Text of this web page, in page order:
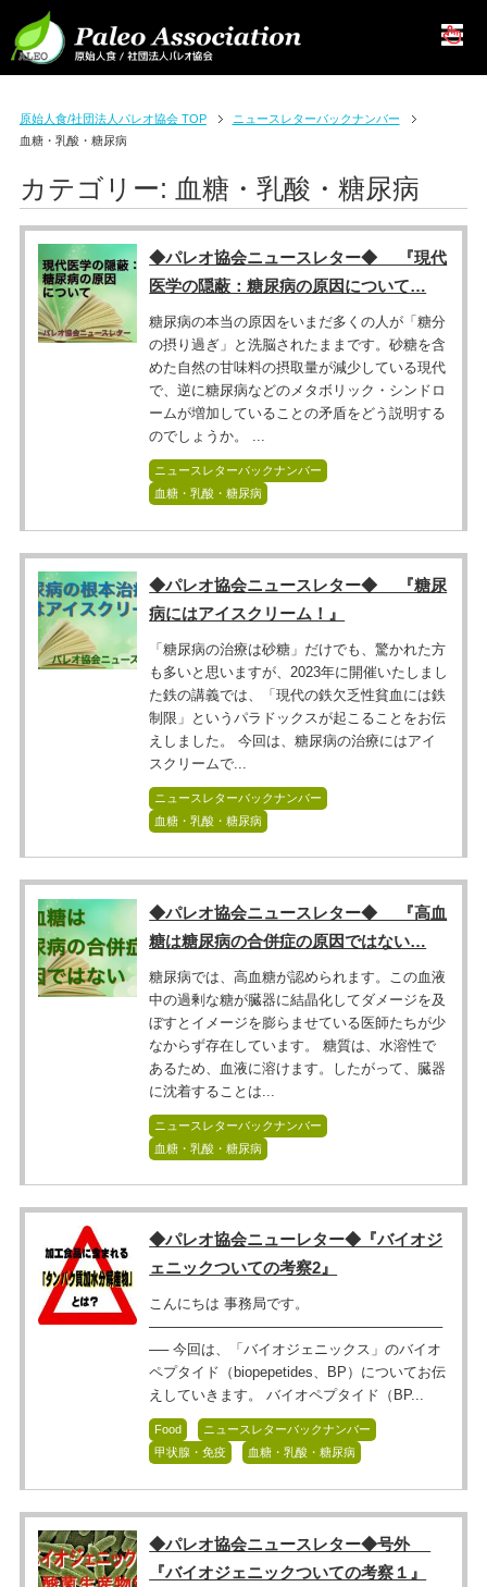
原始人食/社団法人パレオ協会 TOP
ニュースレターバックナンバー
血糖・乳酸・糖尿病
カテゴリー: 血糖・乳酸・糖尿病
◆パレオ協会ニュースレター◆ 『現代
医学の隠蔽：糖尿病の原因について…
糖尿病の本当の原因をいまだ多くの人が「糖分
の摂り過ぎ」と洗脳されたままです。砂糖を含
めた自然の甘味料の摂取量が減少している現代
で、逆に糖尿病などのメタボリック・シンドロ
ームが増加していることの矛盾をどう説明する
のでしょうか。 ...
ニュースレターバックナンバー
血糖・乳酸・糖尿病
◆パレオ協会ニュースレター◆ 『糖尿
病にはアイスクリーム！』
「糖尿病の治療は砂糖」だけでも、驚かれた方
も多いと思いますが、2023年に開催いたしまし
た鉄の講義では、「現代の鉄欠乏性貧血には鉄
制限」というパラドックスが起こることをお伝
えしました。 今回は、糖尿病の治療にはアイ
スクリームで...
ニュースレターバックナンバー
血糖・乳酸・糖尿病
◆パレオ協会ニュースレター◆ 『高血
糖は糖尿病の合併症の原因ではない…
糖尿病では、高血糖が認められます。この血液
中の過剰な糖が臓器に結晶化してダメージを及
ぼすとイメージを膨らませている医師たちが少
なからず存在しています。 糖質は、水溶性で
あるため、血液に溶けます。したがって、臓器
に沈着することは...
ニュースレターバックナンバー
血糖・乳酸・糖尿病
◆パレオ協会ニューレター◆『バイオジ
ェニックついての考察2』
こんにちは 事務局です。
──────────────────────────────
── 今回は、「バイオジェニックス」のバイオ
ペプタイド（biopepetides、BP）についてお伝
えしていきます。 バイオペプタイド（BP...
Food
ニュースレターバックナンバー
甲状腺・免疫
血糖・乳酸・糖尿病
◆パレオ協会ニュースレター◆号外
『バイオジェニックついての考察１』